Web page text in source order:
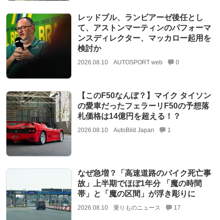
レッドブル、ランビアーゼ後任とし
て、アストンマーティンのパフォーマ
ンスディレクター、マッカロー起用を
検討か
2026.08.10 AUTOSPORT web 0
【このF50なんぼ？】マイク タイソン
の愛車だったフェラーリF50の予想落
札価格は14億円を超える！？
2026.08.10 AutoBild Japan 1
なぜ急増？「高速道路のバイク死亡事
故」上半期でほぼ1年分 「魔の時間
帯」と「魔の区間」が浮き彫りに
2026.08.10 乗りものニュース 17